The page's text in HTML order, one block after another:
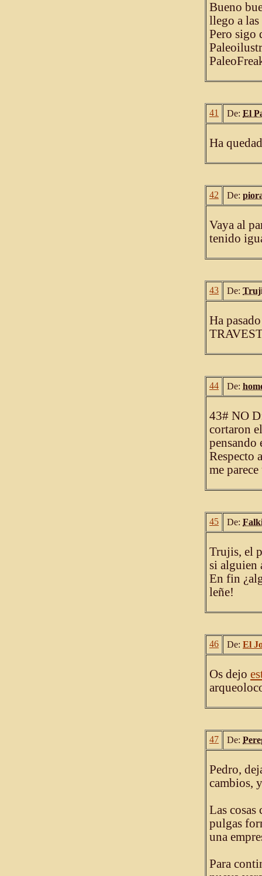
Bueno
llego a
Pero sigo
41 De: El
Ha
42 De:
Vaya al
tenido
43 De:
Ha
44 De:
43# NO
cortaron
pensando
Respecto
me
45 De:
Trujis, el
si alguien
En fin
leñe!
46 De: El
Os dejo
47 De:
Pedro,
cambios,
Las cosas
pulgas
una
Para